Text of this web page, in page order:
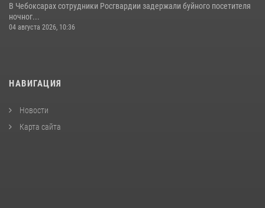
В Чебоксарах сотрудники Росгвардии задержали буйного посетителя
ночног...
04 августа 2026, 10:36
НАВИГАЦИЯ
Новости
Карта сайта